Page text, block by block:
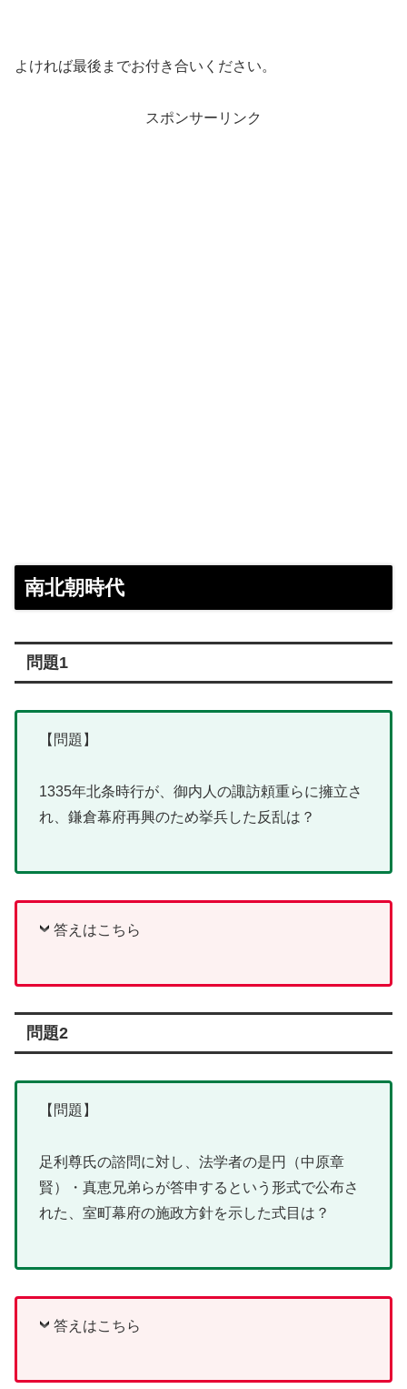
よければ最後までお付き合いください。
スポンサーリンク
南北朝時代
問題1
【問題】
1335年北条時行が、御内人の諏訪頼重らに擁立さ
れ、鎌倉幕府再興のため挙兵した反乱は？
答えはこちら
問題2
【問題】
足利尊氏の諮問に対し、法学者の是円（中原章
賢）・真恵兄弟らが答申するという形式で公布さ
れた、室町幕府の施政方針を示した式目は？
答えはこちら